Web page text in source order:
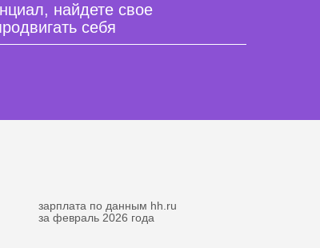
найдете свое
себя
зарплата по данным hh.ru
за февраль 2026 года